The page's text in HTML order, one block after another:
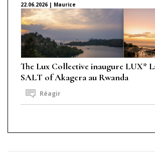
22.06.2026 | Maurice
The Lux Collective inaugure LUX*
SALT of Akagera au Rwanda
Réagir